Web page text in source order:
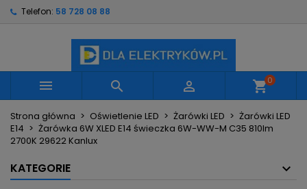
Telefon: 58 728 08 88
   shopping_cart0
Strona główna Oświetlenie LED Żarówki LED
Żarówki LED
E14
Żarówka 6W XLED E14 świeczka 6W-WW-M C35 810lm
2700K 29622 Kanlux
KATEGORIE
Utwórz nową listę
Nazwa listy życzeń
Anuluj Utwórz listę życzeń
Musisz być zalogowany by zapisać produkty na
swojej liście życzeń.
Anuluj Zaloguj się